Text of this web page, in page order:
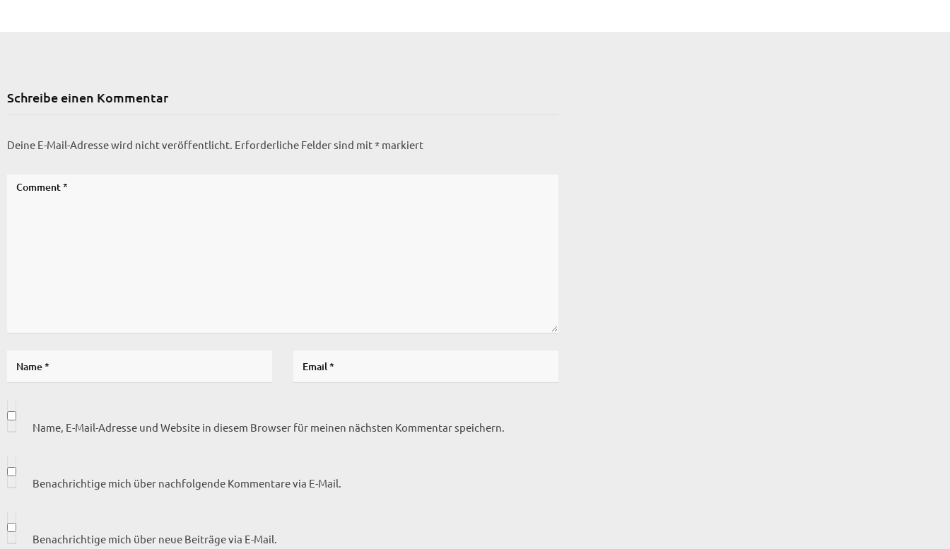
Schreibe einen Kommentar
Deine E-Mail-Adresse wird nicht veröffentlicht. Erforderliche Felder sind mit* markiert
Name, E-Mail-Adresse und Website in diesem Browser für meinen nächsten Kommentar speichern.
Benachrichtige mich über nachfolgende Kommentare via E-Mail.
Benachrichtige mich über neue Beiträge via E-Mail.